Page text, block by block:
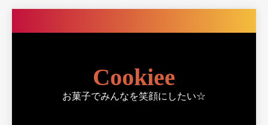
Cookiee
お菓子でみんなを笑顔にしたい☆